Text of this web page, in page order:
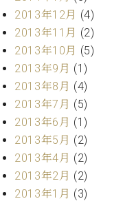
2013年12月 (4)
2013年11月 (2)
2013年10月 (5)
2013年9月 (1)
2013年8月 (4)
2013年7月 (5)
2013年6月 (1)
2013年5月 (2)
2013年4月 (2)
2013年2月 (2)
2013年1月 (3)